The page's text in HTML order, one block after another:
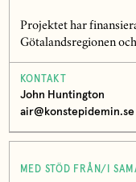
Projektet har
Götalandsregionen
KONTAKT
John Huntington
air@konstepidemin.se
MED STÖD FRÅN/I